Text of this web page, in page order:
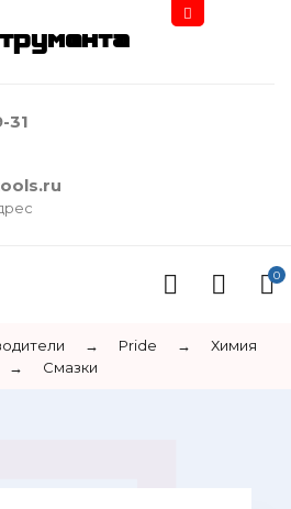
31
0
→ Pride →
Химия
→
Смазки